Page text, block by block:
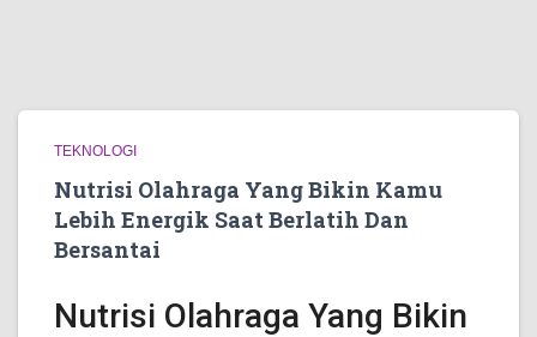
TEKNOLOGI
Nutrisi Olahraga Yang Bikin Kamu
Lebih Energik Saat Berlatih Dan
Bersantai
Nutrisi Olahraga Yang Bikin